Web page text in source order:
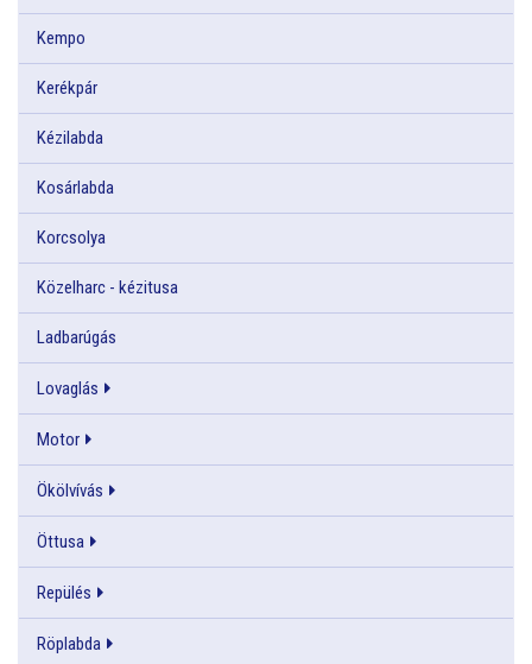
Kempo
Kerékpár
Kézilabda
Kosárlabda
Korcsolya
Közelharc - kézitusa
Ladbarúgás
Lovaglás
Motor
Ökölvívás
Öttusa
Repülés
Röplabda